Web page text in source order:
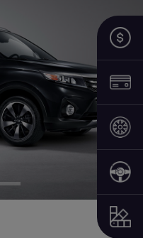
Next